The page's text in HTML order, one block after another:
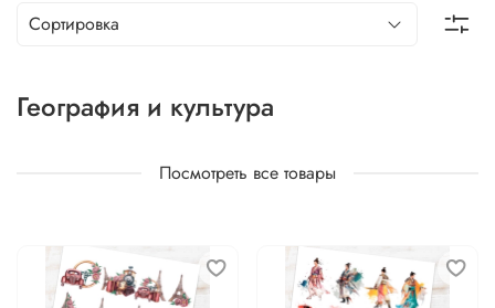
География и культура
Посмотреть все товары